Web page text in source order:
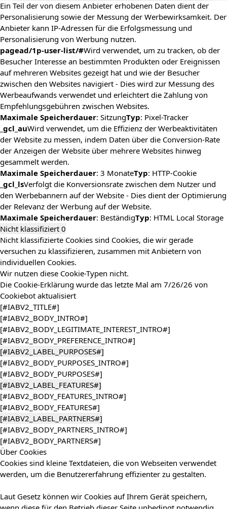
Ein Teil der von diesem Anbieter erhobenen Daten dient der
Personalisierung sowie der Messung der Werbewirksamkeit. Der
Anbieter kann IP-Adressen für die Erfolgsmessung und
Personalisierung von Werbung nutzen.
pagead/1p-user-list/#Wird verwendet, um zu tracken, ob der
Besucher Interesse an bestimmten Produkten oder Ereignissen
auf mehreren Websites gezeigt hat und wie der Besucher
zwischen den Websites navigiert - Dies wird zur Messung des
Werbeaufwands verwendet und erleichtert die Zahlung von
Empfehlungsgebühren zwischen Websites.
Maximale Speicherdauer: SitzungTyp: Pixel-Tracker
_gcl_auWird verwendet, um die Effizienz der Werbeaktivitäten
der Website zu messen, indem Daten über die Conversion-Rate
der Anzeigen der Website über mehrere Websites hinweg
gesammelt werden.
Maximale Speicherdauer: 3 MonateTyp: HTTP-Cookie
_gcl_lsVerfolgt die Konversionsrate zwischen dem Nutzer und
den Werbebannern auf der Website - Dies dient der Optimierung
der Relevanz der Werbung auf der Website.
Maximale Speicherdauer: BeständigTyp: HTML Local Storage
Nicht klassifiziert 0
Nicht klassifizierte Cookies sind Cookies, die wir gerade
versuchen zu klassifizieren, zusammen mit Anbietern von
individuellen Cookies.
Wir nutzen diese Cookie-Typen nicht.
Die Cookie-Erklärung wurde das letzte Mal am 7/26/26 von
Cookiebot aktualisiert
[#IABV2_TITLE#]
[#IABV2_BODY_INTRO#]
[#IABV2_BODY_LEGITIMATE_INTEREST_INTRO#]
[#IABV2_BODY_PREFERENCE_INTRO#]
[#IABV2_LABEL_PURPOSES#]
[#IABV2_BODY_PURPOSES_INTRO#]
[#IABV2_BODY_PURPOSES#]
[#IABV2_LABEL_FEATURES#]
[#IABV2_BODY_FEATURES_INTRO#]
[#IABV2_BODY_FEATURES#]
[#IABV2_LABEL_PARTNERS#]
[#IABV2_BODY_PARTNERS_INTRO#]
[#IABV2_BODY_PARTNERS#]
Über Cookies
Cookies sind kleine Textdateien, die von Webseiten verwendet
werden, um die Benutzererfahrung effizienter zu gestalten.
Laut Gesetz können wir Cookies auf Ihrem Gerät speichern,